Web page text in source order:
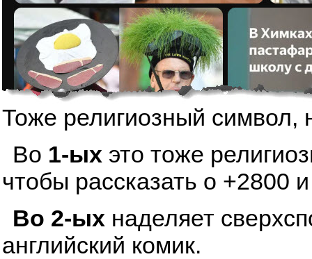
Тоже религиозный символ,
Во 1-ых это тоже
чтобы рассказать о +2800
Во 2-ых наделяет
английский комик.